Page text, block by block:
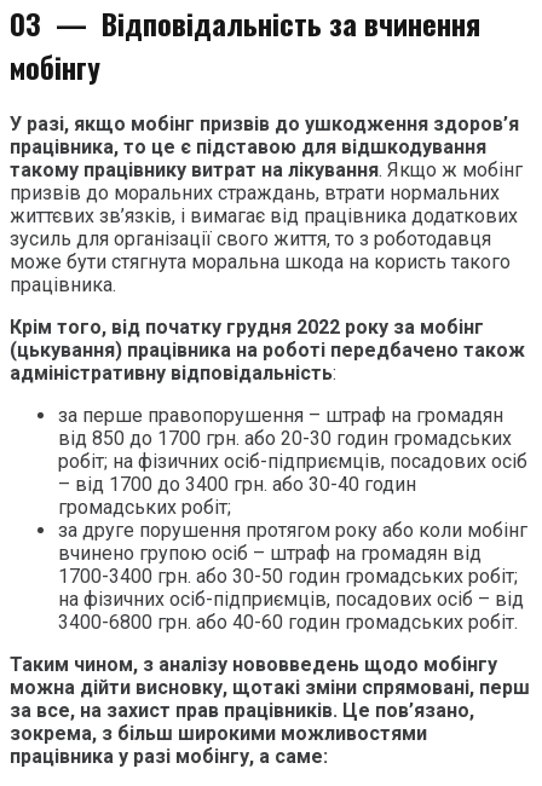
03 — Відповідальність за вчинення
мобінгу
У разі, якщо мобінг призвів до ушкодження здоров’я
працівника, то це є підставою для відшкодування
такому працівнику витрат на лікування. Якщо ж мобінг
призвів до моральних страждань, втрати нормальних
життєвих зв’язків, і вимагає від працівника додаткових
зусиль для організації свого життя, то з роботодавця
може бути стягнута моральна шкода на користь такого
працівника.
Крім того, від початку грудня 2022 року за мобінг
(цькування) працівника на роботі передбачено також
адміністративну відповідальність:
за перше правопорушення – штраф на громадян
від 850 до 1700 грн. або 20-30 годин громадських
робіт; на фізичних осіб-підприємців, посадових осіб
– від 1700 до 3400 грн. або 30-40 годин
громадських робіт;
за друге порушення протягом року або коли мобінг
вчинено групою осіб – штраф на громадян від
1700-3400 грн. або 30-50 годин громадських робіт;
на фізичних осіб-підприємців, посадових осіб – від
3400-6800 грн. або 40-60 годин громадських робіт.
Таким чином, з аналізу нововведень щодо мобінгу
можна дійти висновку, щотакі зміни спрямовані, перш
за все, на захист прав працівників. Це пов’язано,
зокрема, з більш широкими можливостями
працівника у разі мобінгу, а саме: